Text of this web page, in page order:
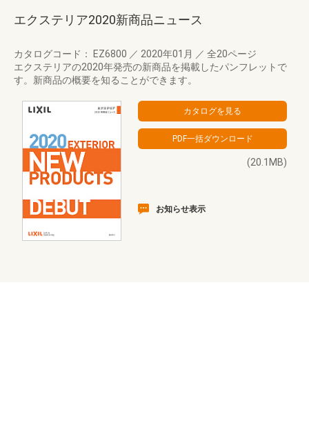
エクステリア2020新商品ニュース
カタログコード： EZ6800 ／ 2020年01月 ／ 全20ページ
エクステリアの2020年発売の新商品を掲載したパンフレットで
す。新商品の概要を知ることができます。
(20.1MB)
お知らせ表示